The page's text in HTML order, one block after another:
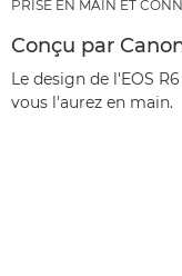
PRISE EN MAIN ET
Conçu par
Le design de l'EOS
vous l'aurez en main.